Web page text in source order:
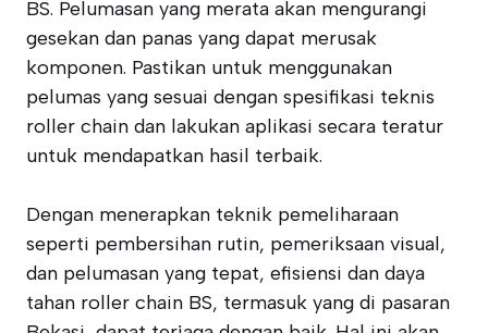
BS. Pelumasan yang merata akan mengurangi
gesekan dan panas yang dapat merusak
komponen. Pastikan untuk menggunakan
pelumas yang sesuai dengan spesifikasi teknis
roller chain dan lakukan aplikasi secara teratur
untuk mendapatkan hasil terbaik.
Dengan menerapkan teknik pemeliharaan
seperti pembersihan rutin, pemeriksaan visual,
dan pelumasan yang tepat, efisiensi dan daya
tahan roller chain BS, termasuk yang di pasaran